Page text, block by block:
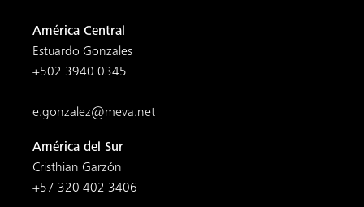
América Central
Estuardo Gonzales
+502 3940 0345
e.gonzalez@meva.net
América del Sur
Cristhian Garzón
+57 320 402 3406